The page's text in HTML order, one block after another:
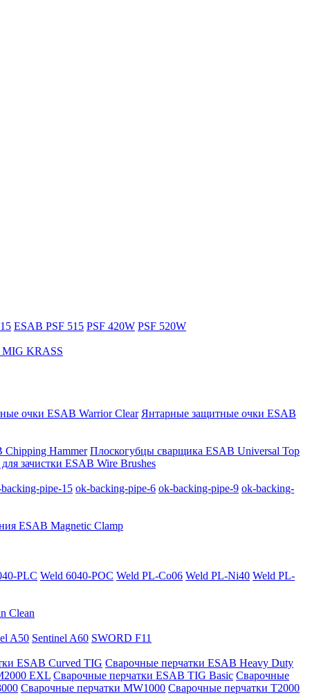
ESAB PSF 515 PSF 420W PSF 520W
MIG KRASS
очки ESAB Warrior Clear Янтарные защитные очки ESAB
Hammer Плоскогубцы сварщика ESAB Universal Top
зачистки ESAB Wire Brushes
pipe-15 ok-backing-pipe-6 ok-backing-pipe-9 ok-backing-
ESAB Magnetic Clamp
PLС Weld 6040-POC Weld PL-Co06 Weld PL-Ni40 Weld PL-
Clean
A50 Sentinel A60 SWORD F11
ESAB Curved TIG Сварочные перчатки ESAB Heavy Duty
EXL Сварочные перчатки ESAB TIG Basic Сварочные
Сварочные перчатки MW1000 Сварочные перчатки T2000